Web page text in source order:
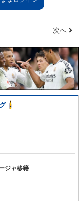
次へ
ジャ移籍